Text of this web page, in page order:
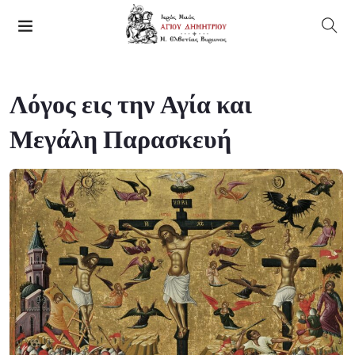
Λόγος εις την Αγία και
Μεγάλη Παρασκευή